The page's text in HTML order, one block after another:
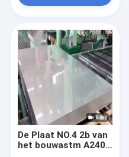
De Plaat NO.4 2b van
het bouwastm A240